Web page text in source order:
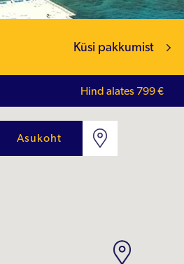
Küsi pakkumist
Hind alates 799 €
Asukoht